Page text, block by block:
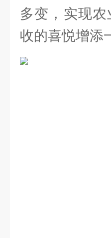
多变，实现
收的喜悦增添